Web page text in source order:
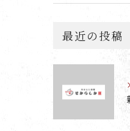
最近の投稿